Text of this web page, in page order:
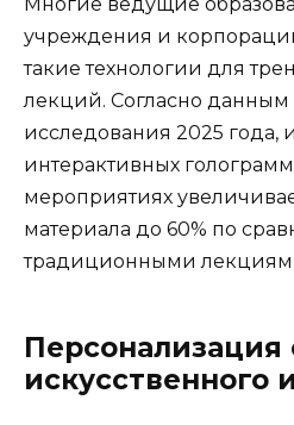
учреждения и
такие технологии для
лекций. Согласно данным
исследования 2025 года,
интерактивных
мероприятиях
материала до 60% по
традиционными
Персонализация
искусственного